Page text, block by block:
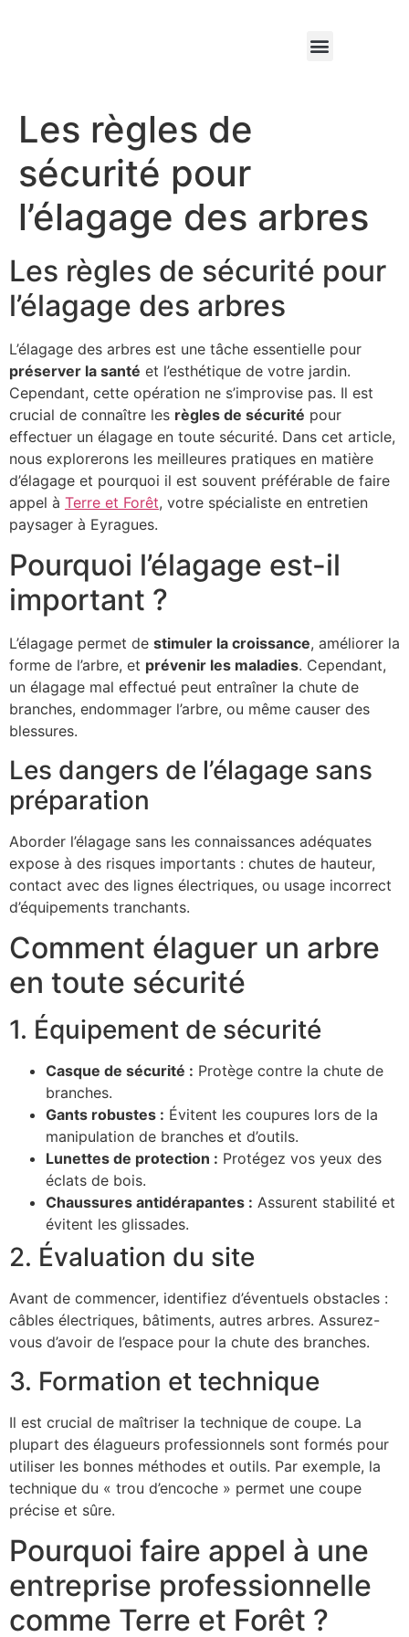
Les règles de
sécurité pour
l’élagage des arbres
Les règles de sécurité pour
l’élagage des arbres
L’élagage des arbres est une tâche essentielle pour
préserver la santé et l’esthétique de votre jardin.
Cependant, cette opération ne s’improvise pas. Il est
crucial de connaître les règles de sécurité pour
effectuer un élagage en toute sécurité. Dans cet article,
nous explorerons les meilleures pratiques en matière
d’élagage et pourquoi il est souvent préférable de faire
appel à Terre et Forêt, votre spécialiste en entretien
paysager à Eyragues.
Pourquoi l’élagage est-il
important ?
L’élagage permet de stimuler la croissance, améliorer la
forme de l’arbre, et prévenir les maladies. Cependant,
un élagage mal effectué peut entraîner la chute de
branches, endommager l’arbre, ou même causer des
blessures.
Les dangers de l’élagage sans
préparation
Aborder l’élagage sans les connaissances adéquates
expose à des risques importants : chutes de hauteur,
contact avec des lignes électriques, ou usage incorrect
d’équipements tranchants.
Comment élaguer un arbre
en toute sécurité
1. Équipement de sécurité
Casque de sécurité : Protège contre la chute de
branches.
Gants robustes : Évitent les coupures lors de la
manipulation de branches et d’outils.
Lunettes de protection : Protégez vos yeux des
éclats de bois.
Chaussures antidérapantes : Assurent stabilité et
évitent les glissades.
2. Évaluation du site
Avant de commencer, identifiez d’éventuels obstacles :
câbles électriques, bâtiments, autres arbres. Assurez-
vous d’avoir de l’espace pour la chute des branches.
3. Formation et technique
Il est crucial de maîtriser la technique de coupe. La
plupart des élagueurs professionnels sont formés pour
utiliser les bonnes méthodes et outils. Par exemple, la
technique du « trou d’encoche » permet une coupe
précise et sûre.
Pourquoi faire appel à une
entreprise professionnelle
comme Terre et Forêt ?